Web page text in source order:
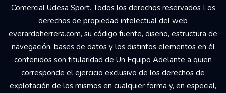
Comercial Udesa Sport. Todos los derechos reservados Los
derechos de propiedad intelectual del web
everardoherrera.com, su código fuente, diseño, estructura de
navegación, bases de datos y los distintos elementos en él
contenidos son titularidad de Un Equipo Adelante a quien
corresponde el ejercicio exclusivo de los derechos de
explotación de los mismos en cualquier forma y, en especial,